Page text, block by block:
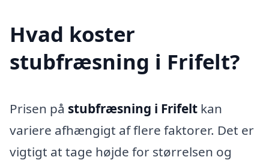
Hvad koster
stubfræsning i Frifelt?
Prisen på stubfræsning i Frifelt kan
variere afhængigt af flere faktorer. Det er
vigtigt at tage højde for størrelsen og